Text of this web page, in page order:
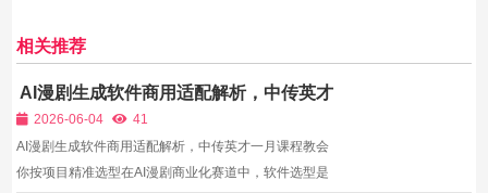
相关推荐
AI漫剧生成软件商用适配解析，中传英才
一月课程教会你按项目精准选型
2026-06-04
41
AI漫剧生成软件商用适配解析，中传英才一月课程教会
你按项目精准选型在AI漫剧商业化赛道中，软件选型是